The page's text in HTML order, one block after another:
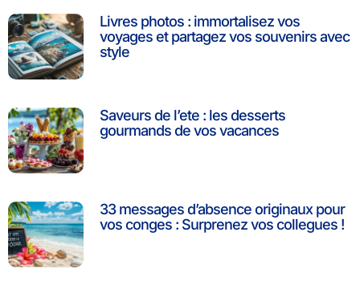
Livres photos : immortalisez vos
voyages et partagez vos souvenirs avec
style
Saveurs de l’ete : les desserts
gourmands de vos vacances
33 messages d’absence originaux pour
vos conges : Surprenez vos collegues !